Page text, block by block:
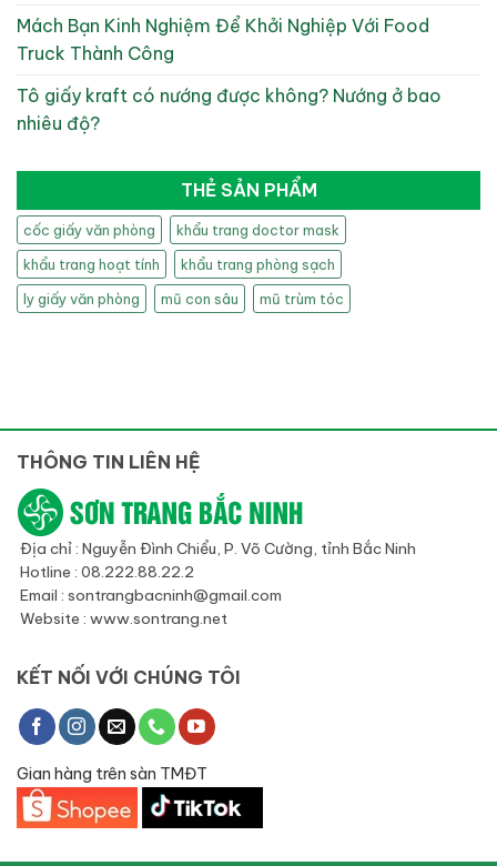
Mách Bạn Kinh Nghiệm Để Khởi Nghiệp Với Food
Truck Thành Công
Tô giấy kraft có nướng được không? Nướng ở bao
nhiêu độ?
THẺ SẢN PHẨM
cốc giấy văn phòng
khẩu trang doctor mask
khẩu trang hoạt tính
khẩu trang phòng sạch
ly giấy văn phòng
mũ con sâu mũ trùm tóc
THÔNG TIN LIÊN HỆ
Địa chỉ : Nguyễn Đình Chiểu, P. Võ Cường, tỉnh Bắc Ninh
Hotline : 08.222.88.22.2
Email : sontrangbacninh@gmail.com
Website : www.sontrang.net
KẾT NỐI VỚI CHÚNG TÔI
Gian hàng trên sàn TMĐT